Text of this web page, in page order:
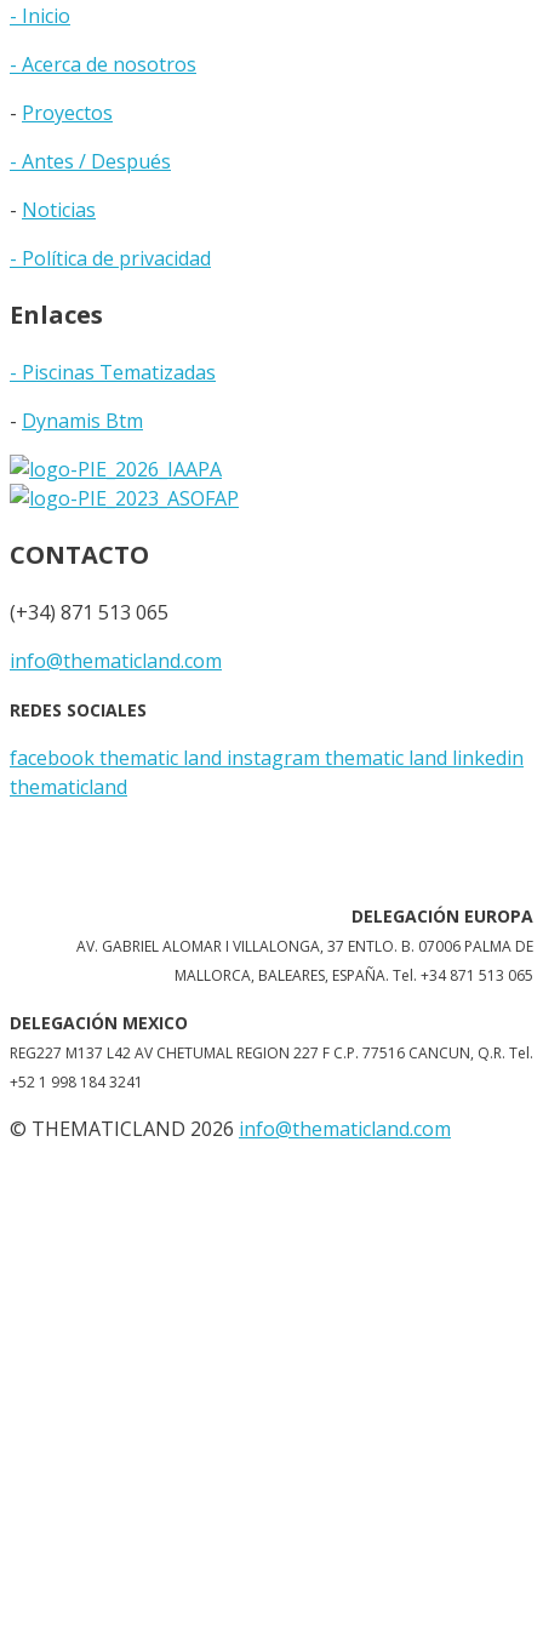
- Inicio
- Acerca de nosotros
- Proyectos
- Antes / Después
- Noticias
- Política de privacidad
Enlaces
- Piscinas Tematizadas
- Dynamis Btm
CONTACTO
(+34) 871 513 065
info@thematicland.com
REDES SOCIALES
facebook thematic land instagram thematic land linkedin
thematicland
DELEGACIÓN EUROPA
AV. GABRIEL ALOMAR I VILLALONGA, 37 ENTLO. B. 07006 PALMA DE
MALLORCA, BALEARES, ESPAÑA. Tel. +34 871 513 065
DELEGACIÓN MEXICO
REG227 M137 L42 AV CHETUMAL REGION 227 F C.P. 77516 CANCUN, Q.R. Tel.
+52 1 998 184 3241
© THEMATICLAND 2026 info@thematicland.com